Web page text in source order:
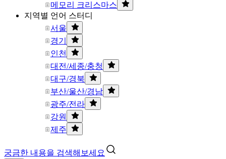
메모리 크리스마스
지역별 언어 스터디
서울
경기
인천
대전/세종/충청
대구/경북
부산/울산/경남
광주/전라
강원
제주
궁금한 내용을 검색해보세요